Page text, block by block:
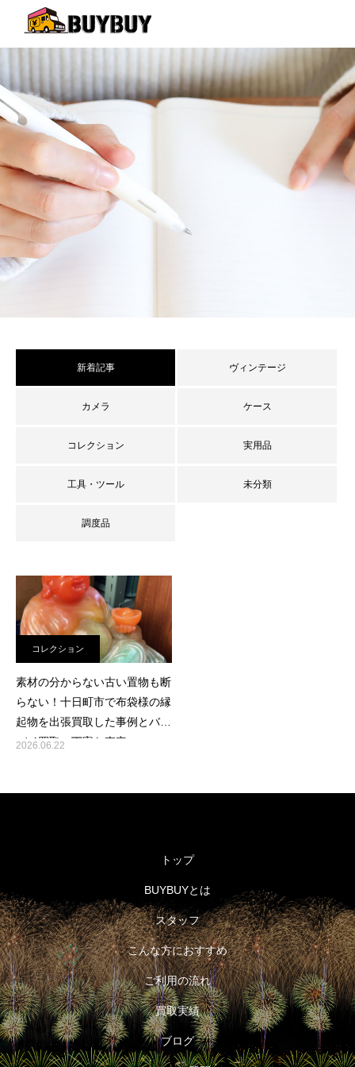
査定員ブログ
新着記事 ヴィンテージ
カメラ ケース
コレクション 実用品
工具・ツール 未分類
調度品
コレクション
素材の分からない古い置物も断
らない！十日町市で布袋様の縁
起物を出張買取した事例とバイ
バイ買取の丁寧な査定
2026.06.22
トップ
BUYBUYとは
スタッフ
こんな方におすすめ
ご利用の流れ
買取実績
ブログ